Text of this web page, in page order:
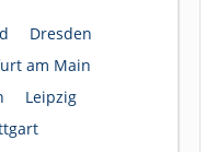
Dresden
am Main
Leipzig